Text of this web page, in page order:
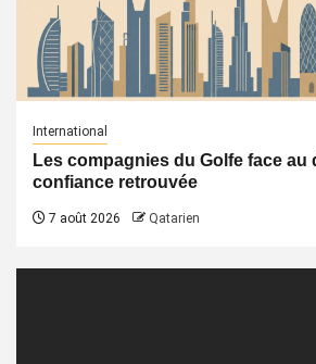
International
Les compagnies du Golfe face au
confiance retrouvée
7 août 2026 Qatarien